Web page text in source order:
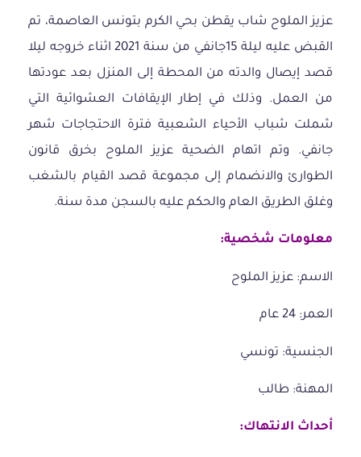
عزيز الملوح شاب يقطن بحي الكرم بتونس العاصمة، تم
القبض عليه ليلة 15جانفي من سنة 2021 اثناء خروجه ليلا
قصد إيصال والدته من المحطة إلى المنزل بعد عودتها
من العمل. وذلك في إطار الإيقافات العشوائية التي
شملت شباب الأحياء الشعبية فترة الاحتجاجات شهر
جانفي. وتم اتهام الضحية عزيز الملوح بخرق قانون
الطوارئ والانضمام إلى مجموعة قصد القيام بالشغب
وغلق الطريق العام والحكم عليه بالسجن مدة سنة.
معلومات شخصية:
الاسم: عزيز الملوح
العمر: 24 عام
الجنسية: تونسي
المهنة: طالب
أحداث الانتهاك: